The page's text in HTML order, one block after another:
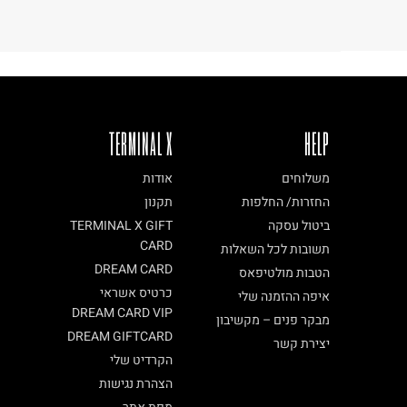
TERMINAL X
אודות
תקנון
TERMINAL X GIFT
CARD
DREAM CARD
כרטיס אשראי
DREAM CARD VIP
DREAM GIFTCARD
הקרדיט שלי
הצהרת נגישות
HELP
משלוחים
החזרות/ החלפות
ביטול עסקה
תשובות לכל השאלות
הטבות מולטיפאס
איפה ההזמנה שלי
מבקר פנים – מקשיבון
יצירת קשר